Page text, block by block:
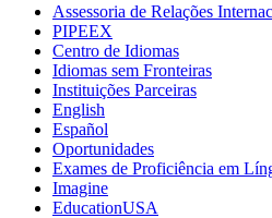
Assessoria de Relações
PIPEEX
Centro de Idiomas
Idiomas sem Fronteiras
Instituições Parceiras
English
Español
Oportunidades
Exames de Proficiência em
Imagine
EducationUSA